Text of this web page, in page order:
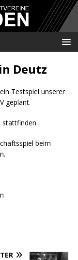
Deutz
Testspiel unserer
geplant.
stattfinden.
beim